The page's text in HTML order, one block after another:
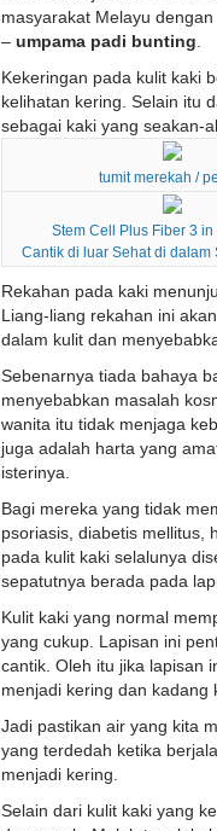
masyarakat Melayu
– umpama padi bunting
Kekeringan pada kulit kaki
kelihatan kering. Selain itu
sebagai kaki yang seakan-
tumit merekah /
Stem Cell Plus Fiber 3 in
Cantik di luar Sehat di dalam
Rekahan pada kaki
Liang-liang rekahan ini
dalam kulit dan
Sebenarnya tiada bahaya
menyebabkan masalah
wanita itu tidak menjaga
juga adalah harta yang
isterinya.
Bagi mereka yang tidak
psoriasis, diabetis mellitus,
pada kulit kaki selalunya
sepatutnya berada pada
Kulit kaki yang normal
yang cukup. Lapisan ini
cantik. Oleh itu jika lapisan
menjadi kering dan kadang
Jadi pastikan air yang kita
yang terdedah ketika
menjadi kering.
Selain dari kulit kaki yang